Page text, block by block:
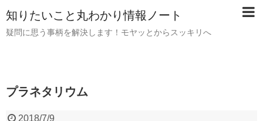
知りたいこと丸わかり情報ノート
疑問に思う事柄を解決します！モヤッとからスッキリへ
プラネタリウム
2018/7/9